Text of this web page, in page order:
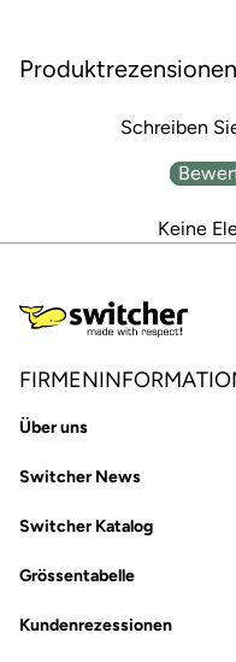
Produktrezensionen
Schreiben
Keine
Über uns
Switcher News
Switcher Katalog
Grössentabelle
Kundenrezessionen